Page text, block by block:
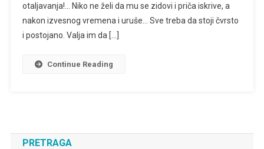
otaljavanja!… Niko ne želi da mu se zidovi i priča iskrive, a
nakon izvesnog vremena i uruše… Sve treba da stoji čvrsto
i postojano. Valja im da […]
Continue Reading
PRETRAGA